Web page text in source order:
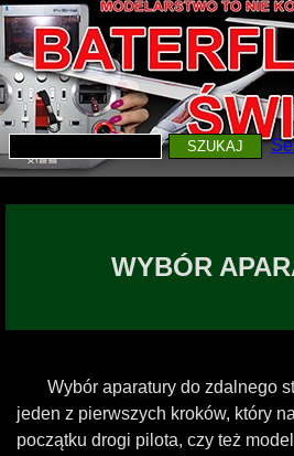
SZUKAJ
WYBÓR
Wybór aparatury do zdalnego
jeden z pierwszych kroków, który
początku drogi pilota, czy też